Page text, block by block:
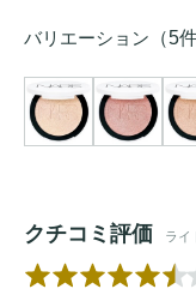
バリエーション （5
クチコミ評価 ライ